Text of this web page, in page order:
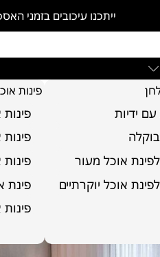
ייתכנו עיכובים בזמני
ידיות
אוכל מעור
אוכל יוקרתיים
פינות
פינת